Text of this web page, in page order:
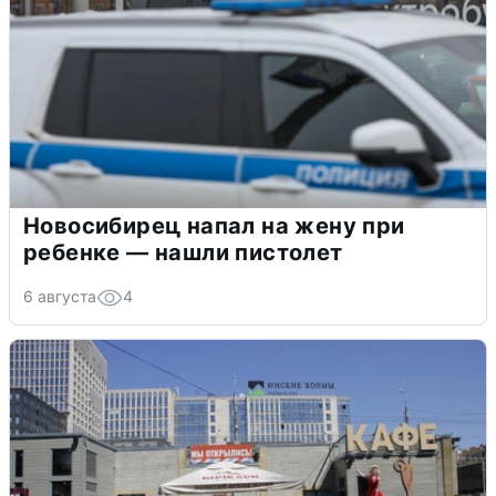
Новосибирец напал на жену при
ребенке — нашли пистолет
6 августа 4